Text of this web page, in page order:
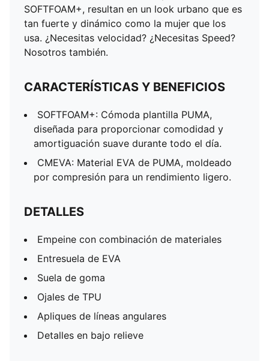
SOFTFOAM+, resultan en un look urbano que es
tan fuerte y dinámico como la mujer que los
usa. ¿Necesitas velocidad? ¿Necesitas Speed?
Nosotros también.
CARACTERÍSTICAS Y BENEFICIOS
SOFTFOAM+: Cómoda plantilla PUMA,
diseñada para proporcionar comodidad y
amortiguación suave durante todo el día.
CMEVA: Material EVA de PUMA, moldeado
por compresión para un rendimiento ligero.
DETALLES
Empeine con combinación de materiales
Entresuela de EVA
Suela de goma
Ojales de TPU
Apliques de líneas angulares
Detalles en bajo relieve